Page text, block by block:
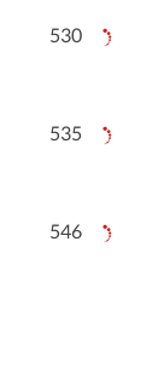
530
535
546